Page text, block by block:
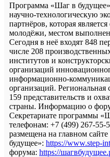
Программа «Шаг в
научно-технологическую
партнёров, которая
молодёжи, местом
Сегодня в неё входят 848
числе 208
институтов и
организаций
информационно-
организаций.
159 представительств и
страны. Информацию о
Секретариате программы
телефонам: +7 (499) 267-55-
размещена на главном
будущее»: https://www.step-
форума: https://